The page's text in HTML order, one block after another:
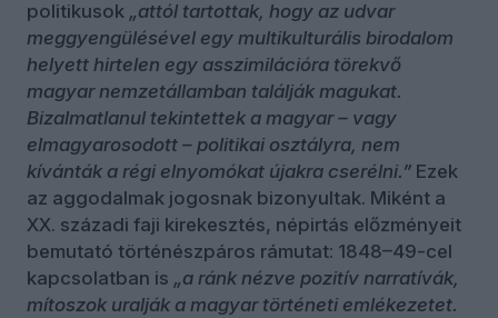
politikusok „attól tartottak, hogy az udvar
meggyengülésével egy multikulturális birodalom
helyett hirtelen egy asszimilációra törekvő
magyar nemzetállamban találják magukat.
Bizalmatlanul tekintettek a magyar – vagy
elmagyarosodott – politikai osztályra, nem
kívánták a régi elnyomókat újakra cserélni.” Ezek
az aggodalmak jogosnak bizonyultak. Miként a
XX. századi faji kirekesztés, népirtás előzményeit
bemutató történészpáros rámutat: 1848–49-cel
kapcsolatban is „a ránk nézve pozitív narratívák,
mítoszok uralják a magyar történeti emlékezetet.